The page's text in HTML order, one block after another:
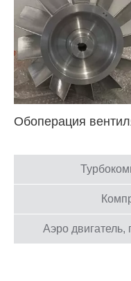
Аэро двигатель,